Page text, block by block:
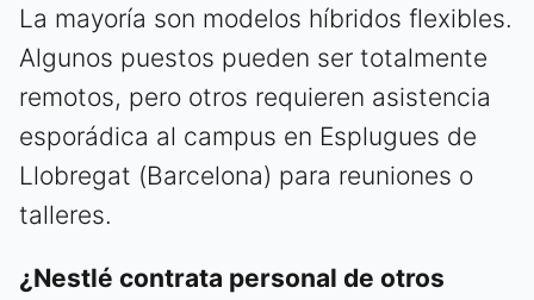
La mayoría son modelos híbridos flexibles.
Algunos puestos pueden ser totalmente
remotos, pero otros requieren asistencia
esporádica al campus en Esplugues de
Llobregat (Barcelona) para reuniones o
talleres.
¿Nestlé contrata personal de otros